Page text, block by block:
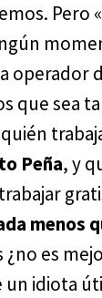
Pero
operador
que sea
Peña, y
menos
¿no es
idiota